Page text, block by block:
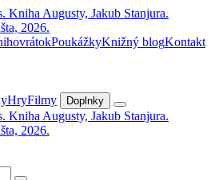
PoukážkyKnižný blogKontakt
HryFilmy Doplnky